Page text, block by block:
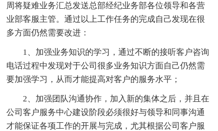
周将疑难业务汇总发送总部经纪业务部各位领导和各营
业部客服主管。通过以上工作任务的完成自己发现在很
多方面仍然需要改进：
1、加强业务知识的学习，通过不断的接听客户咨询
电话过程中发现对于公司很多业务知识方面自己仍然需
要加强学习，从而才能提高对客户的服务水平；
2、加强团队沟通协作，加入新的集体之后，并且在
公司客户服务中心建设阶段必须很好与领导和同事沟通
才能保证各项工作的开展与完成，尤其根据公司客户服